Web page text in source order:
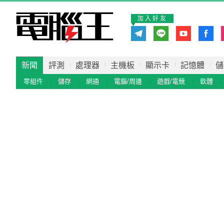
加入好友
新聞 評測 處理器 主機板 顯示卡 記憶體
零組件 儲存 網通 電腦/周邊 遊戲/電競 軟體